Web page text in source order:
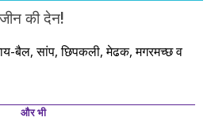
की देन!
बैल, सांप, छिपकली, मेढक, मगरमच्छ व
और भी